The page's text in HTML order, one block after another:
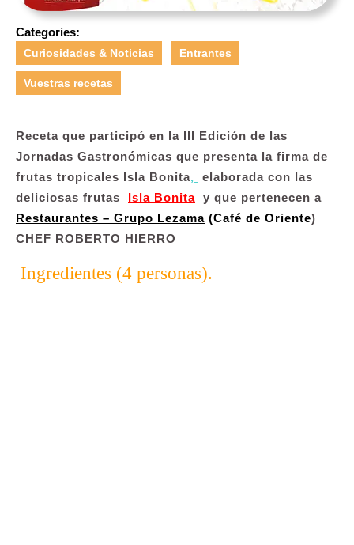
Categories:
Curiosidades & Noticias Entrantes
Vuestras recetas
Receta que participó en la III Edición de las
Jornadas Gastronómicas que presenta la firma de
frutas tropicales Isla Bonita,
elaborada con las
deliciosas frutas Isla Bonita y que pertenecen a
Restaurantes – Grupo Lezama (Café de Oriente)
CHEF ROBERTO HIERRO
Ingredientes (4 personas).